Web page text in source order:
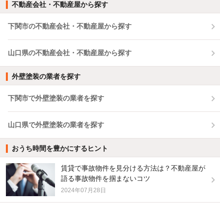
不動産会社・不動産屋から探す
下関市の不動産会社・不動産屋から探す
山口県の不動産会社・不動産屋から探す
外壁塗装の業者を探す
下関市で外壁塗装の業者を探す
山口県で外壁塗装の業者を探す
おうち時間を豊かにするヒント
賃貸で事故物件を見分ける方法は？不動産屋が
語る事故物件を掴まないコツ
2024年07月28日